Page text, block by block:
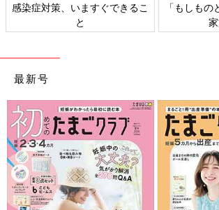
け。同じ出産月のママ同士で情報交換したり
きる「ルーム」や、写真だけでは伝わらない”
記録できる「成長きろく」も大人気！
ダウンロード（無料）
妊娠中におススメの本
感染症対策、いますぐできるこ
と
「もしもの
最新号